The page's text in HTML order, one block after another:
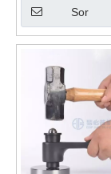
Sor